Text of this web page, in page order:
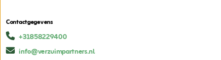
Contactgegevens
+31858229400
info@verzuimpartners.nl